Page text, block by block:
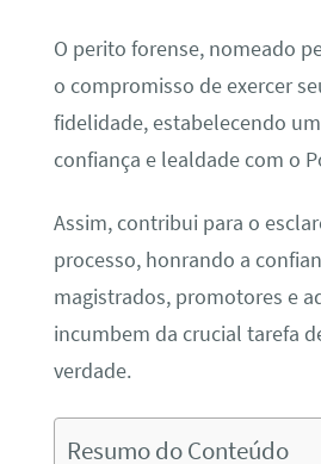
O perito forense, nomeado
o compromisso de exercer
fidelidade, estabelecendo
confiança e lealdade com o
Assim, contribui para o
processo, honrando a
magistrados, promotores e
incumbem da crucial tarefa
verdade.
Resumo do Conteúdo